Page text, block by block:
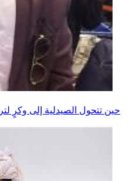
حين تتحول الصيدلية إلى وكرٍ